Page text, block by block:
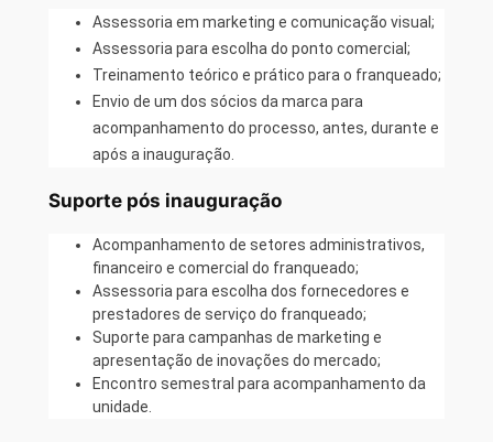
Assessoria em marketing e comunicação visual;
Assessoria para escolha do ponto comercial;
Treinamento teórico e prático para o franqueado;
Envio de um dos sócios da marca para
acompanhamento do processo, antes, durante e
após a inauguração.
Suporte pós inauguração
Acompanhamento de setores administrativos,
financeiro e comercial do franqueado;
Assessoria para escolha dos fornecedores e
prestadores de serviço do franqueado;
Suporte para campanhas de marketing e
apresentação de inovações do mercado;
Encontro semestral para acompanhamento da
unidade.